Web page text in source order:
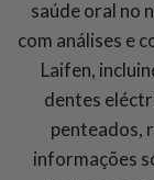
saúde oral no
com análises e
Laifen,
dentes
penteados,
informações